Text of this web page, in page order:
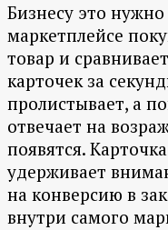
Бизнесу это
маркетплейсе
товар и
карточек за
пролистывает, а
отвечает на
появятся.
удерживает
на конверсию в
внутри самого